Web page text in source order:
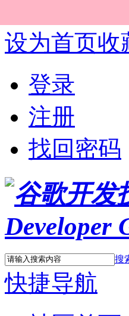
设为首页收
登录
注册
找回密码
搜
快捷导航